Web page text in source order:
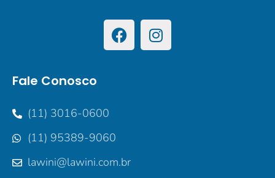
Fale Conosco
(11) 3016-0600
(11) 95389-9060
lawini@lawini.com.br